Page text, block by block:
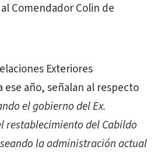
Comendador Colin de
Exteriores
año, señalan al respecto
el gobierno del Ex.
restablecimiento del Cabildo
la administración actual